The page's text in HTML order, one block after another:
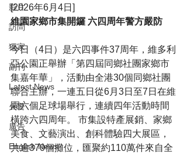
影片
訪問
獨家
副刊
Latest News
火警
廣告
English News
[2026年6月4日]
維園家鄉市集開鑼 六四周年警方嚴防
今日（4日）是六四事件37周年，維多利
亞公園正舉辦「第四屆同鄉社團家鄉市
集嘉年華」，活動由全港30個同鄉社團
聯合主辦，一連五日從6月3日至7日在維
園六個足球場舉行，連續四年活動時間
橫跨六四周年。 市集設特產展銷、家鄉
美食、文藝演出、創科體驗四大展區，
共逾370個攤位，匯聚約110萬件來自全